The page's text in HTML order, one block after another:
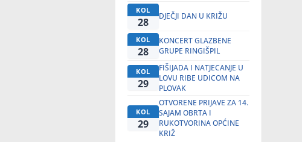
KOL
28 DJEČJI DAN U KRIŽU
KOL
28
KONCERT GLAZBENE
GRUPE RINGIŠPIL
KOL
29
FIŠIJADA I NATJECANJE U
LOVU RIBE UDICOM NA
PLOVAK
KOL
29
OTVORENE PRIJAVE ZA 14.
SAJAM OBRTA I
RUKOTVORINA OPĆINE
KRIŽ